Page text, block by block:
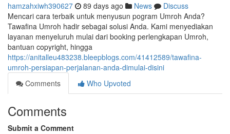
hamzahxiwh390627 89 days ago News
Discuss
Mencari cara terbaik untuk menyusun pogram Umroh Anda?
Tawafina Umroh hadir sebagai solusi Anda. Kami menyediakan
layanan menyeluruh mulai dari booking perlengkapan Umroh,
bantuan copyright, hingga
https://anitalleu483238.bleepblogs.com/41412589/tawafina-
umroh-persiapan-perjalanan-anda-dimulai-disini
Comments
Who Upvoted
Comments
Submit a Comment